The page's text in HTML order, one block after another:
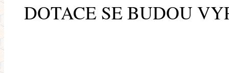
DOTACE SE BUDOU